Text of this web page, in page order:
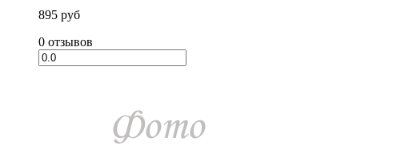
895 руб
0 отзывов